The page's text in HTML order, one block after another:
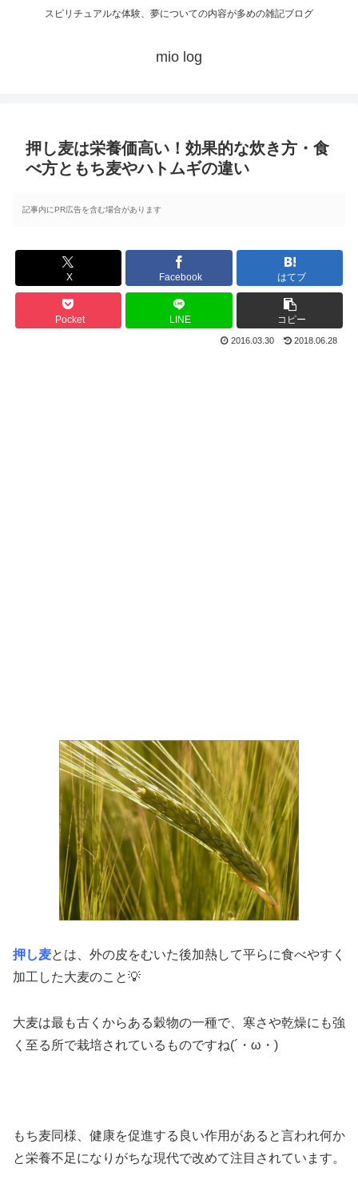
スピリチュアルな体験、夢についての内容が多めの雑記ブログ
mio log
押し麦は栄養価高い！効果的な炊き方・食
べ方ともち麦やハトムギの違い
記事内にPR広告を含む場合があります
X Facebook はてブ
Pocket LINE コピー
2016.03.30 2018.06.28
押し麦とは、外の皮をむいた後加熱して平らに食べやすく
加工した大麦のこと💡
大麦は最も古くからある穀物の一種で、寒さや乾燥にも強
く至る所で栽培されているものですね(´・ω・)
もち麦同様、健康を促進する良い作用があると言われ何か
と栄養不足になりがちな現代で改めて注目されています。